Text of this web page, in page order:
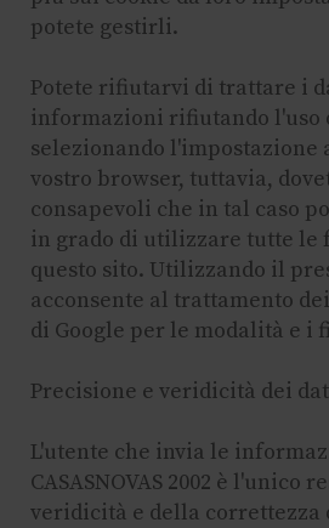
potete gestirli.
Potete rifiutarvi di trattare i
informazioni rifiutando l'uso
selezionando l'impostazione
vostro browser, tuttavia,
consapevoli che in tal caso
in grado di utilizzare tutte le
questo sito. Utilizzando il
acconsente al trattamento
di Google per le modalità e i
Precisione e veridicità dei
L'utente che invia le
CASASNOVAS 2002 è l'unico
veridicità e della correttezza